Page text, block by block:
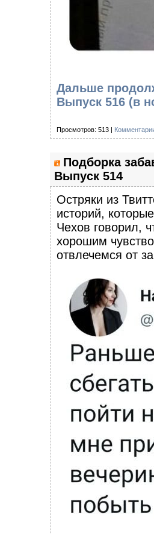
Дальше
Выпуск 516 (в
Просмотров: 513 |
Подборка
Выпуск 514
Остряки из
историй,
Чехов говорил,
хорошим
отвлечемся от